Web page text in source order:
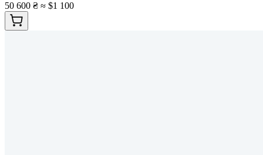
50 600 ₴ ≈ $1 100